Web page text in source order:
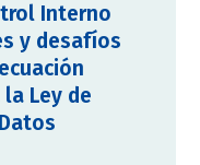
Interno
y desafíos
Ley de